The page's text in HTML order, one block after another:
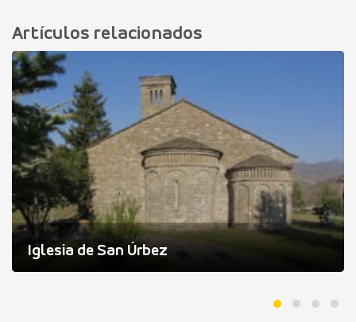
Artículos relacionados
Iglesia de San Úrbez